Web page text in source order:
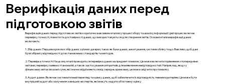
Верифікація даних перед
підготовкою звітів
Верифікація даних перед підготовкою звітів є критично важливим етапом у процесі збору та аналізу інформації. Цей процес включає
перевірку точності, повноти та достовірності даних, що використовуються для створення звітів. Основні етапи верифікації даних
включають:
1. Збір даних: Першим кроком є збір даних з різних джерел, таких як бази даних, анкетування, системи обліку тощо. Важливо, щоб дані
були зібрані у відповідності до встановлених стандартів та методик.
2. Перевірка точності: На цьому етапі проводиться перевірка даних на предмет помилок. Це може включати порівняння з попередніми
звітами, перевірку наявності аномалій, а також застосування алгоритмів для виявлення невідповідностей. Наприклад, якщо у
фінансових звітах вказані суми, які значно відрізняються від середньоринкових, це може свідчити про помилку.
3. Аудит даних: Включає систематичний перегляд та оцінку даних, щоб забезпечити їх відповідність певним критеріям. Це може бути
внутрішній аудит або залучення зовнішніх експертів, які можуть надати об'єктивну оцінку.